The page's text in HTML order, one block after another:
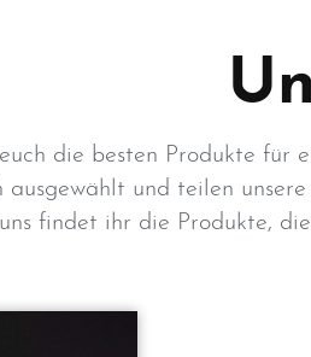
die besten Produkte für
ausgewählt und teilen
findet ihr die Produkte,